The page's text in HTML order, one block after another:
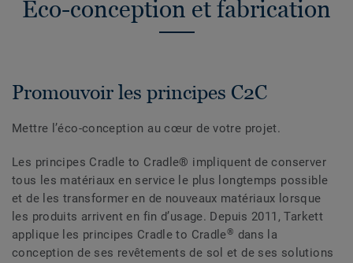
Éco-conception et fabrication
Promouvoir les principes C2C
Mettre l’éco-conception au cœur de votre projet.
Les principes Cradle to Cradle® impliquent de conserver
tous les matériaux en service le plus longtemps possible
et de les transformer en de nouveaux matériaux lorsque
les produits arrivent en fin d’usage. Depuis 2011, Tarkett
applique les principes Cradle to Cradle® dans la
conception de ses revêtements de sol et de ses solutions